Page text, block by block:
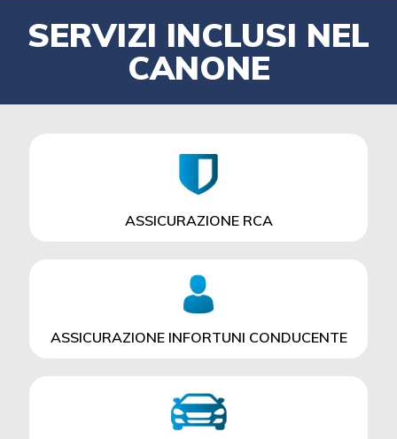
SERVIZI INCLUSI NEL
CANONE
ASSICURAZIONE RCA
ASSICURAZIONE INFORTUNI CONDUCENTE